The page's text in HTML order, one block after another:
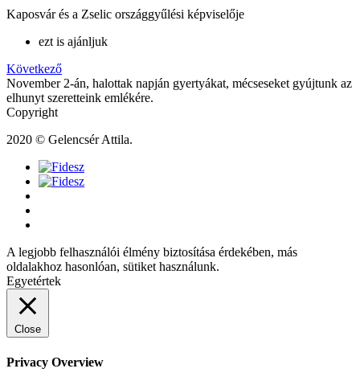
Kaposvár és a Zselic országgyűlési képviselője
ezt is ajánljuk
Következő
November 2-án, halottak napján gyertyákat, mécseseket gyújtunk az
elhunyt szeretteink emlékére.
Copyright
2020 © Gelencsér Attila.
A legjobb felhasználói élmény biztosítása érdekében, más
oldalakhoz hasonlóan, sütiket használunk.
Egyetértek
Close
Privacy Overview